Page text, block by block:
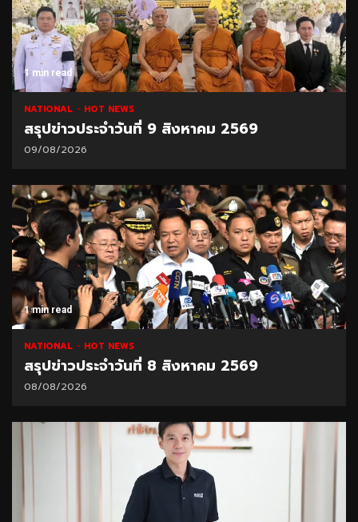
1 min read
NATIONAL HOT NEWS
สรุปข่าวประจำวันที่ 9 สิงหาคม 2569
09/08/2026
1 min read
NATIONAL HOT NEWS
สรุปข่าวประจำวันที่ 8 สิงหาคม 2569
08/08/2026